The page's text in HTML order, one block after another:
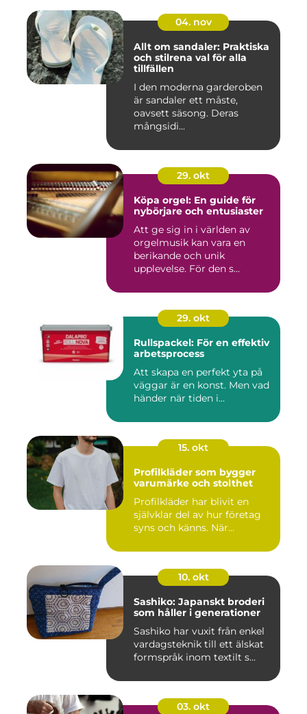
04. nov
Allt om sandaler: Praktiska
och stilrena val för alla
tillfällen
I den moderna garderoben
är sandaler ett måste,
oavsett säsong. Deras
mångsidi...
29. okt
Köpa orgel: En guide för
nybörjare och entusiaster
Att ge sig in i världen av
orgelmusik kan vara en
berikande och unik
upplevelse. För den s...
29. okt
Rullspackel: För en effektiv
arbetsprocess
Att skapa en perfekt yta på
väggar är en konst. Men vad
händer när tiden i...
15. okt
Profilkläder som bygger
varumärke och stolthet
Profilkläder har blivit en
självklar del av hur företag
syns och känns. När...
10. okt
Sashiko: Japanskt broderi
som håller i generationer
Sashiko har vuxit från enkel
vardagsteknik till ett älskat
formspråk inom textilt s...
03. okt